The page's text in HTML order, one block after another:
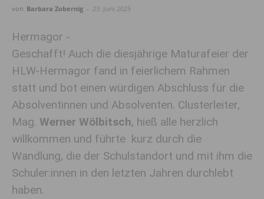
von Barbara Zobernig - 23. Juni 2025
Hermagor -
Geschafft! Auch die diesjährige Maturafeier der
HLW-Hermagor fand in feierlichem Rahmen
statt und bot einen würdigen Abschluss für die
Absolventinnen und Absolventen. Clusterleiter,
Mag. Werner Wölbitsch, hieß alle herzlich
willkommen und führte kurz durch die
Wandlung, die der Schulstandort und mit ihm die
Schuler:innen in den letzten Jahren durchlebt
haben.